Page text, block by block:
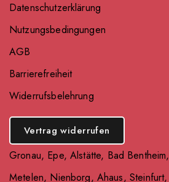
Datenschutzerklärung
Nutzungsbedingungen
AGB
Barrierefreiheit
Widerrufsbelehrung
Vertrag widerrufen
Gronau, Epe, Alstätte, Bad Bentheim,
Metelen, Nienborg, Ahaus, Steinfurt,